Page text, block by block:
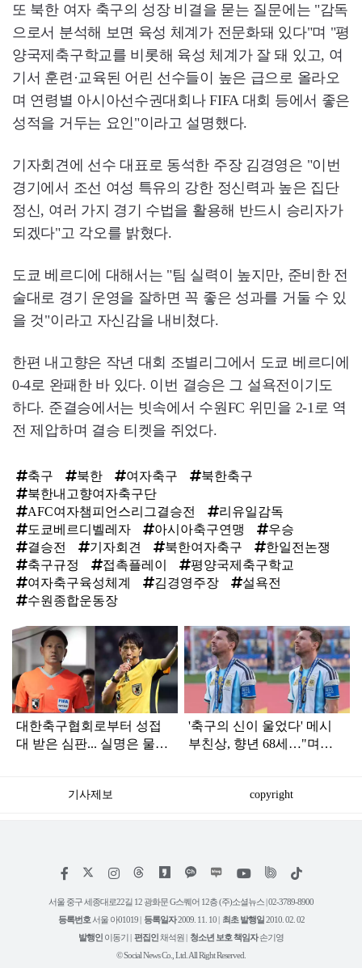
또 북한 여자 축구의 성장 비결을 묻는 질문에는 "감독
으로서 분석해 보면 육성 체계가 전문화돼 있다"며 "평
양국제축구학교를 비롯해 육성 체계가 잘 돼 있고, 여
기서 훈련·교육된 어린 선수들이 높은 급으로 올라오
며 연령별 아시아선수권대회나 FIFA 대회 등에서 좋은
성적을 거두는 요인"이라고 설명했다.
기자회견에 선수 대표로 동석한 주장 김경영은 "이번
경기에서 조선 여성 특유의 강한 정신력과 높은 집단
정신, 여러 가지 경기 수법을 활용해 반드시 승리자가
되겠다"고 각오를 밝혔다.
도쿄 베르디에 대해서는 "팀 실력이 높지만, 준비한 전
술대로 경기 운영을 잘하면 꼭 좋은 성과를 거둘 수 있
을 것"이라고 자신감을 내비쳤다.
한편 내고향은 작년 대회 조별리그에서 도쿄 베르디에
0-4로 완패한 바 있다. 이번 결승은 그 설욕전이기도
하다. 준결승에서는 빗속에서 수원FC 위민을 2-1로 역
전 제압하며 결승 티켓을 쥐었다.
축구 북한 여자축구
북한축구
북한내고향여자축구단
AFC여자챔피언스리그결승전
리유일감독
도쿄베르디벨레자
아시아축구연맹
우승
결승전
기자회견 북한여자축구
한일전논쟁
축구규정
접촉플레이
평양국제축구학교
여자축구육성체계
김경영주장
설욕전
수원종합운동장
탑
라
대한축구협회로부터 성접
대 받은 심판... 실명은 물론
'축구의 신이 울었다' 메시
부친상, 향년 68세…"며칠
기사제보 copyright
페
스
인
타
램
위
트
유
튜
틱
서울 중구 세종대로22길 12 광화문 G스퀘어 12층 (주)소셜뉴스 | 02-3789-8900
등록번호 서울 아01019 | 등록일자2009. 11. 10 | 최초 발행일2010. 02. 02
발행인 이동기 | 편집인채석원 | 청소년 보호 책임자손기영
© Social News Co., Ltd. All Right Reserved.